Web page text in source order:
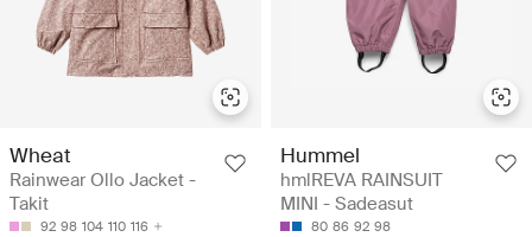
Wheat
Rainwear Ollo Jacket -
Takit
92 98 104 110 116
Hummel
hmlREVA RAINSUIT
MINI - Sadeasut
80 86 92 98